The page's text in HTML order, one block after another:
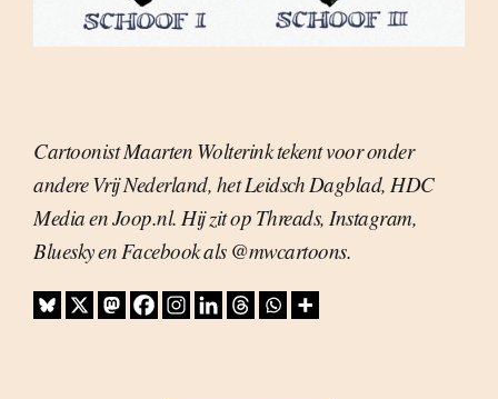
Cartoonist Maarten Wolterink tekent voor onder
andere Vrij Nederland, het Leidsch Dagblad, HDC
Media en Joop.nl. Hij zit op Threads, Instagram,
Bluesky en Facebook als @mwcartoons.